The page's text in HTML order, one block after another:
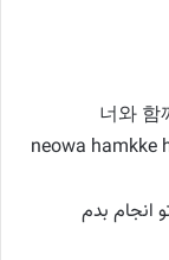
너와 함
neowa hamkke
انجام بدم